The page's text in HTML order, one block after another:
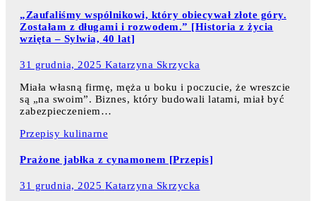
„Zaufaliśmy wspólnikowi, który obiecywał złote góry.
Zostałam z długami i rozwodem.” [Historia z życia
wzięta – Sylwia, 40 lat]
31 grudnia, 2025 Katarzyna Skrzycka
Miała własną firmę, męża u boku i poczucie, że wreszcie
są „na swoim”. Biznes, który budowali latami, miał być
zabezpieczeniem…
Przepisy kulinarne
Prażone jabłka z cynamonem [Przepis]
31 grudnia, 2025 Katarzyna Skrzycka